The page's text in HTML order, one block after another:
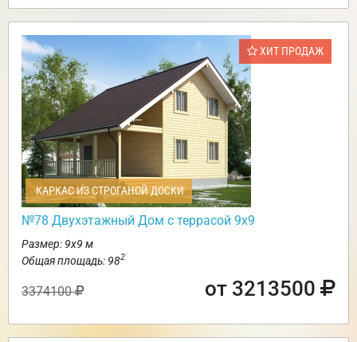
ХИТ ПРОДАЖ
КАРКАС ИЗ СТРОГАНОЙ ДОСКИ
№78 Двухэтажный Дом с террасой 9х9
Размер: 9х9 м
Общая площадь: 982
3374100 от 3213500